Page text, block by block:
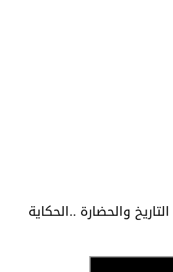
والحضارة ..الحكاية